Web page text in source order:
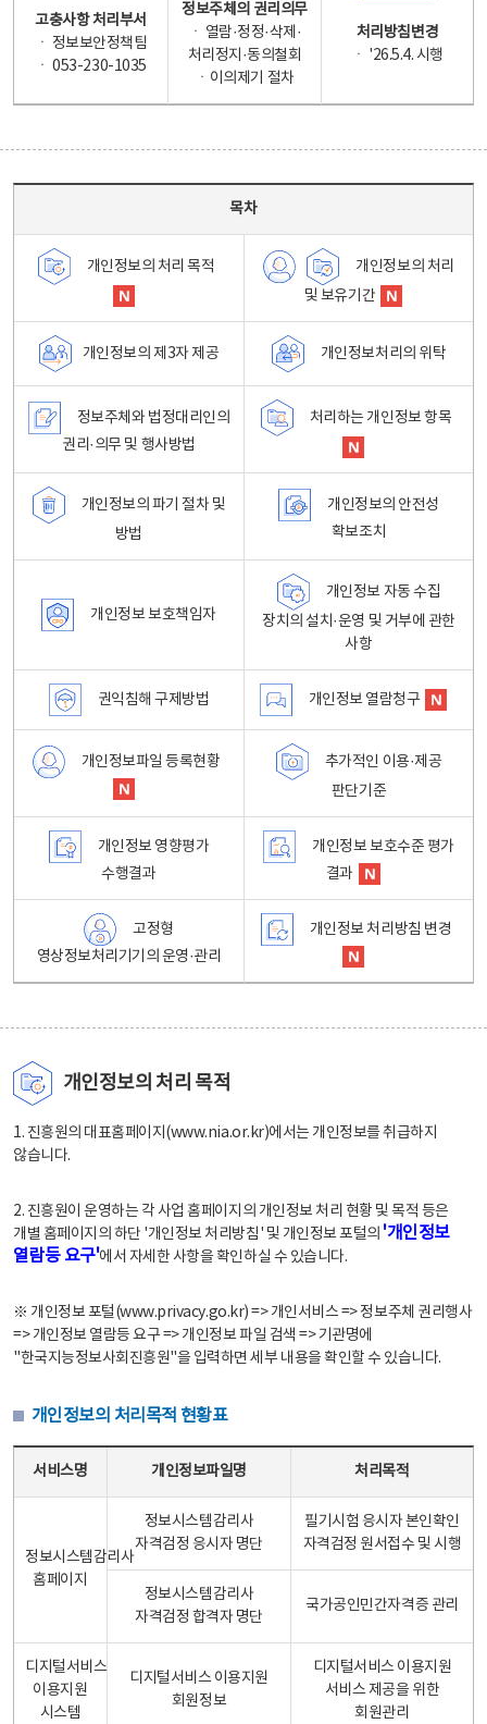
고충사항 처리부서
ㆍ 정보보안정책팀
ㆍ 053-230-1035
정보주체의 권리의무
ㆍ 열람·정정·삭제·
처리정지·동의철회
ㆍ이의제기 절차
처리방침변경
ㆍ '26.5.4. 시행
목차
개인정보의 처리 목적
개인정보의 처리
및 보유기간
개인정보의 제3자 제공 개인정보처리의 위탁
정보주체와 법정대리인의
권리·의무 및 행사방법
처리하는 개인정보 항목
개인정보의 파기 절차 및
방법
개인정보의 안전성
확보조치
개인정보 보호책임자
개인정보 자동 수집
장치의 설치·운영 및 거부에 관한
사항
권익침해 구제방법 개인정보 열람청구
개인정보파일 등록현황
추가적인 이용·제공
판단기준
개인정보 영향평가
수행결과
개인정보 보호수준 평가
결과
고정형
영상정보처리기기의 운영·관리
개인정보 처리방침 변경
개인정보의 처리 목적
1. 진흥원의 대표홈페이지(www.nia.or.kr)에서는 개인정보를 취급하지
않습니다.
2. 진흥원이 운영하는 각 사업 홈페이지의 개인정보 처리 현황 및 목적 등은
개별 홈페이지의 하단 '개인정보 처리방침' 및 개인정보 포털의 '개인정보
열람등 요구'에서 자세한 사항을 확인하실 수 있습니다.
※ 개인정보 포털(www.privacy.go.kr) => 개인서비스 => 정보주체 권리행사
=> 개인정보 열람등 요구 => 개인정보 파일 검색 => 기관명에
"한국지능정보사회진흥원"을 입력하면 세부 내용을 확인할 수 있습니다.
개인정보의 처리목적 현황표
서비스명 개인정보파일명 처리목적
정보시스템감리사
홈페이지
정보시스템감리사
자격검정 응시자 명단
필기시험 응시자 본인확인
자격검정 원서접수 및 시행
정보시스템감리사
자격검정 합격자 명단
국가공인민간자격증 관리
디지털서비스
이용지원
시스템
디지털서비스 이용지원
회원정보
디지털서비스 이용지원
서비스 제공을 위한
회원관리